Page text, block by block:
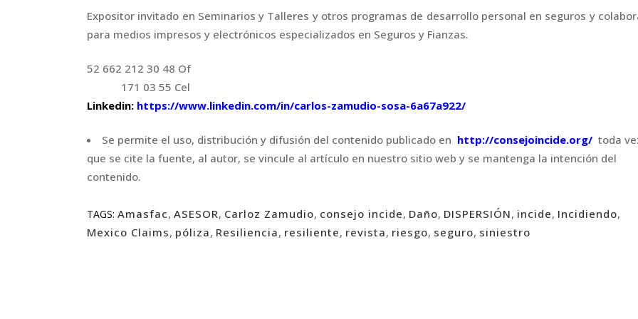
Expositor invitado en Seminarios y Talleres y otros programas de desarrollo personal en seguros y
para medios impresos y electrónicos especializados en Seguros y Fianzas.
52 662 212 30 48 Of
171 03 55 Cel
Linkedin: https://www.linkedin.com/in/carlos-zamudio-sosa-6a67a922/
Se permite el uso, distribución y difusión del contenido publicado en http://consejoincide.org/ toda
que se cite la fuente, al autor, se vincule al artículo en nuestro sitio web y se mantenga la intención del
contenido.
TAGS: Amasfac, ASESOR, Carloz Zamudio, consejo incide, Daño, DISPERSIÓN, incide, Incidiendo,
Mexico Claims, póliza, Resiliencia, resiliente, revista, riesgo, seguro, siniestro